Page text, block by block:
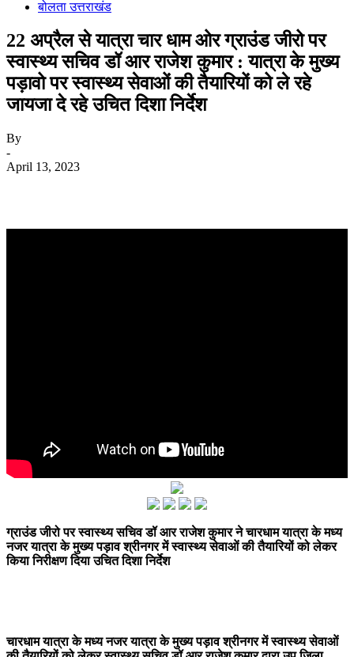
बोलता उत्तराखंड
22 अप्रैल से यात्रा चार धाम ओर ग्राउंड जीरो पर
स्वास्थ्य सचिव डॉ आर राजेश कुमार : यात्रा के मुख्य
पड़ावो पर स्वास्थ्य सेवाओं की तैयारियों को ले रहे
जायजा दे रहे उचित दिशा निर्देश
By
-
April 13, 2023
ग्राउंड जीरो पर स्वास्थ्य सचिव डॉ आर राजेश कुमार ने चारधाम यात्रा के मध्य
नजर यात्रा के मुख्य पड़ाव श्रीनगर में स्वास्थ्य सेवाओं की तैयारियों को लेकर
किया निरीक्षण दिया उचित दिशा निर्देश
चारधाम यात्रा के मध्य नजर यात्रा के मुख्य पड़ाव श्रीनगर में स्वास्थ्य सेवाओं